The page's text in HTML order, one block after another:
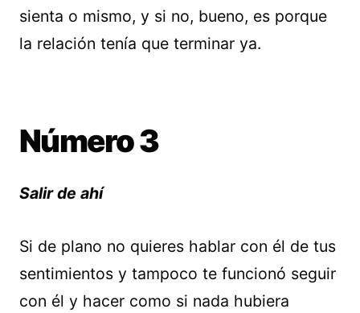
sienta o mismo, y si no, bueno, es porque
la relación tenía que terminar ya.
Número 3
Salir de ahí
Si de plano no quieres hablar con él de tus
sentimientos y tampoco te funcionó seguir
con él y hacer como si nada hubiera